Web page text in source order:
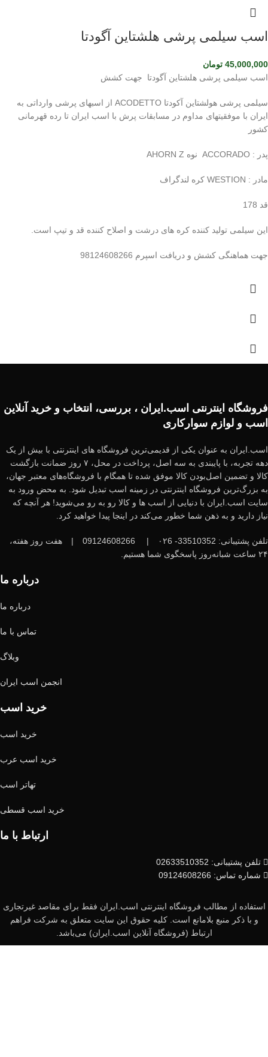
اسب سیلمی پرشی هلشتاین آگودتا
45,000,000 تومان
اسب سیلمی پرشی هلشتاین آگودتا جهت کشش
سیلمی پرشی هولشتاین آکودتا ACODETTO از اسبهای پرشی وارداتی به
ایران با موفقیتهای مداوم در مسابقات پرش با اسب ایران تا رده قهرمانی
کشور
پدر : ACCORADO نوه AHORN Z
مادر : WESTION کره لندگراف
قد 178
این سیلمی تولید کننده کره های درشت و اصلاح کننده قد و تیپ است.
جهت هماهنگی کشش و دریافت اسپرم 98124608266
فروشگاه اینترنتی اسب.ایران ، بررسی، انتخاب و خرید آنلاین
اسب و لوازم سوارکاری
اسب.ایران به عنوان یکی از قدیمی‌ترین فروشگاه های اینترنتی با بیش از یک
دهه تجربه، با پایبندی به سه اصل، پرداخت در محل، ۷ روز ضمانت بازگشت
کالا و تضمین اصل‌بودن کالا موفق شده تا همگام با فروشگاه‌های معتبر جهان،
به بزرگ‌ترین فروشگاه اینترنتی در زمینه اسب تبدیل شود. به محض ورود به
سایت اسب.ایران با دنیایی از اسب ها و کالا رو به رو می‌شوید! هر آنچه که
نیاز دارید و به ذهن شما خطور می‌کند در اینجا پیدا خواهید کرد.
تلفن پشتیبانی: 33510352- ۰۲6 |
|
هفت روز هفته،
۲۴ ساعت شبانه‌روز پاسخگوی شما هستیم.
درباره ما
درباره ما
تماس با ما
وبلاگ
انجمن اسب ایران
خرید اسب
خرید اسب
خرید اسب عرب
تهاتر اسب
خرید اسب قسطی
ارتباط با ما
تلفن پشتیبانی: 02633510352
شماره تماس: 09124608266
استفاده از مطالب فروشگاه اینترنتی اسب.ایران فقط برای مقاصد غیرتجاری
و با ذکر منبع بلامانع است. کلیه حقوق این سایت متعلق به شرکت فراهم
ارتباط (فروشگاه آنلاین اسب.ایران) می‌باشد.